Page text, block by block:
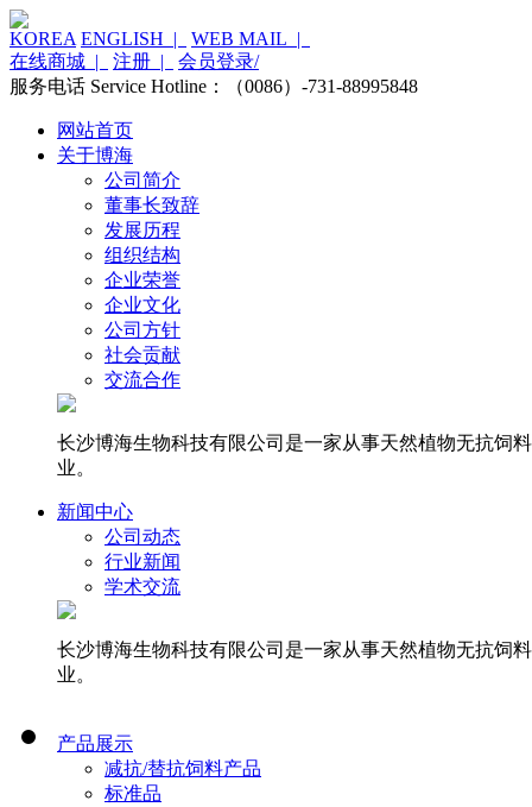
KOREA ENGLISH |
WEB MAIL |
在线商城 |
注册 |
会员登录/
服务电话 Service Hotline：（0086）-731-88995848
网站首页
关于博海
公司简介
董事长致辞
发展历程
组织结构
企业荣誉
企业文化
公司方针
社会贡献
交流合作
长沙博海生物科技有限公司是一家从事天然植物无抗饲
业。
新闻中心
公司动态
行业新闻
学术交流
长沙博海生物科技有限公司是一家从事天然植物无抗饲
业。
产品展示
减抗/替抗饲料产品
标准品